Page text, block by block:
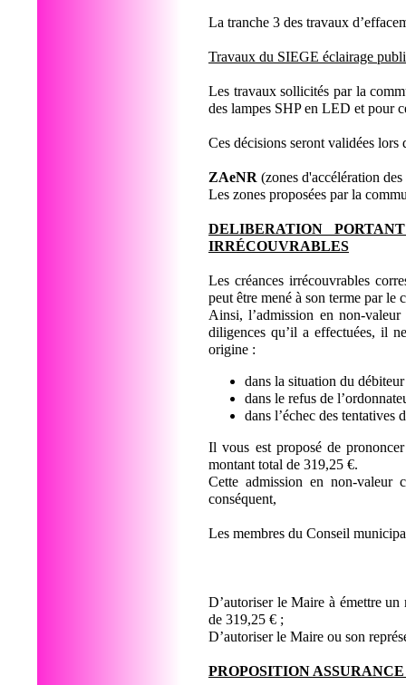
La tranche 3 des travaux
Travaux du SIEGE éclairage
Les travaux sollicités par la
des lampes SHP en LED et pour
Ces décisions seront validées
ZAeNR (zones d'accélération
Les zones proposées par la
DELIBERATION
IRRÉCOUVRABLES
Les créances irrécouvrables
peut être mené à son terme par
Ainsi, l’admission en non-
diligences qu’il a effectuées, il
origine :
dans la situation du
dans le refus de
dans l’échec des tentatives
Il vous est proposé de
montant total de 319,25 €.
Cette admission en non-valeur
conséquent,
Les membres du Conseil
D’autoriser le Maire à émettre
de 319,25 € ;
D’autoriser le Maire ou son
PROPOSITION